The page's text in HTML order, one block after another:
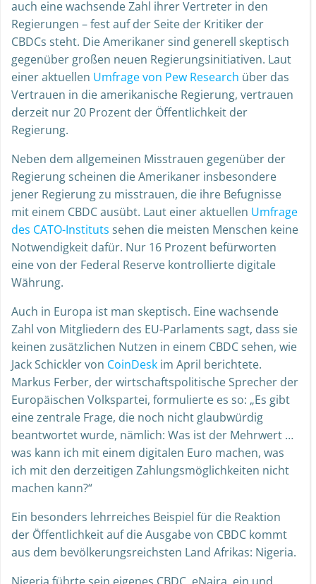
auch eine wachsende Zahl ihrer Vertreter in den
Regierungen – fest auf der Seite der Kritiker der
CBDCs steht. Die Amerikaner sind generell skeptisch
gegenüber großen neuen Regierungsinitiativen. Laut
einer aktuellen Umfrage von Pew Research über das
Vertrauen in die amerikanische Regierung, vertrauen
derzeit nur 20 Prozent der Öffentlichkeit der
Regierung.
Neben dem allgemeinen Misstrauen gegenüber der
Regierung scheinen die Amerikaner insbesondere
jener Regierung zu misstrauen, die ihre Befugnisse
mit einem CBDC ausübt. Laut einer aktuellen Umfrage
des CATO-Instituts sehen die meisten Menschen keine
Notwendigkeit dafür. Nur 16 Prozent befürworten
eine von der Federal Reserve kontrollierte digitale
Währung.
Auch in Europa ist man skeptisch. Eine wachsende
Zahl von Mitgliedern des EU-Parlaments sagt, dass sie
keinen zusätzlichen Nutzen in einem CBDC sehen, wie
Jack Schickler von CoinDesk im April berichtete.
Markus Ferber, der wirtschaftspolitische Sprecher der
Europäischen Volkspartei, formulierte es so: „Es gibt
eine zentrale Frage, die noch nicht glaubwürdig
beantwortet wurde, nämlich: Was ist der Mehrwert …
was kann ich mit einem digitalen Euro machen, was
ich mit den derzeitigen Zahlungsmöglichkeiten nicht
machen kann?“
Ein besonders lehrreiches Beispiel für die Reaktion
der Öffentlichkeit auf die Ausgabe von CBDC kommt
aus dem bevölkerungsreichsten Land Afrikas: Nigeria.